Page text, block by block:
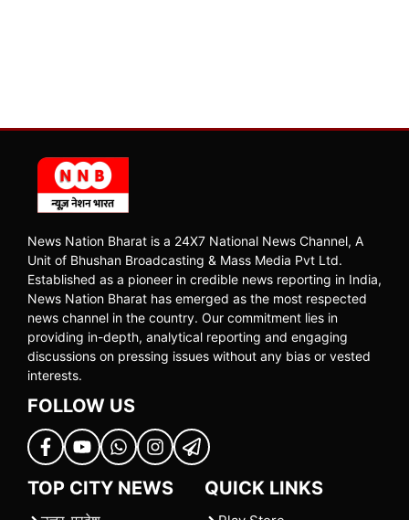
News Nation Bharat is a 24X7 National News Channel, A
Unit of Bhushan Broadcasting & Mass Media Pvt Ltd.
Established as a pioneer in credible news reporting in India,
News Nation Bharat has emerged as the most respected
news channel in the country. Our commitment lies in
providing in-depth, analytical reporting and engaging
discussions on pressing issues without any bias or vested
interests.
FOLLOW US
TOP CITY NEWS QUICK LINKS